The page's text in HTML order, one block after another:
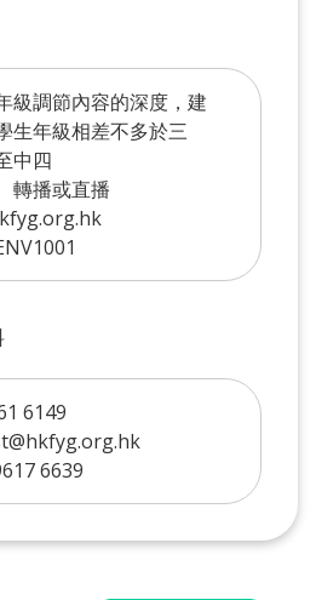
級調節內容的深度，建
生年級相差不多於三
中四
轉播或直播
6149
6639